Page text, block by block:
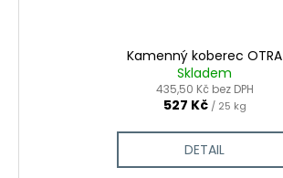
Kamenný koberec OTRA
Skladem
435,50 Kč bez DPH
527 Kč / 25 kg
DETAIL